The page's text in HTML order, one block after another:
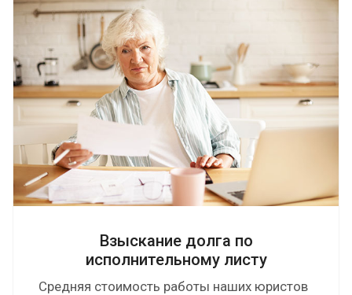
Взыскание долга по
исполнительному листу
Средняя стоимость работы наших юристов